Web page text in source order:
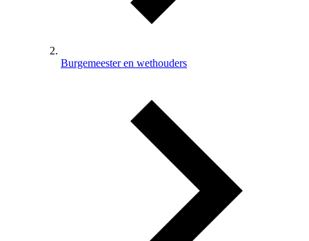
Burgemeester en wethouders